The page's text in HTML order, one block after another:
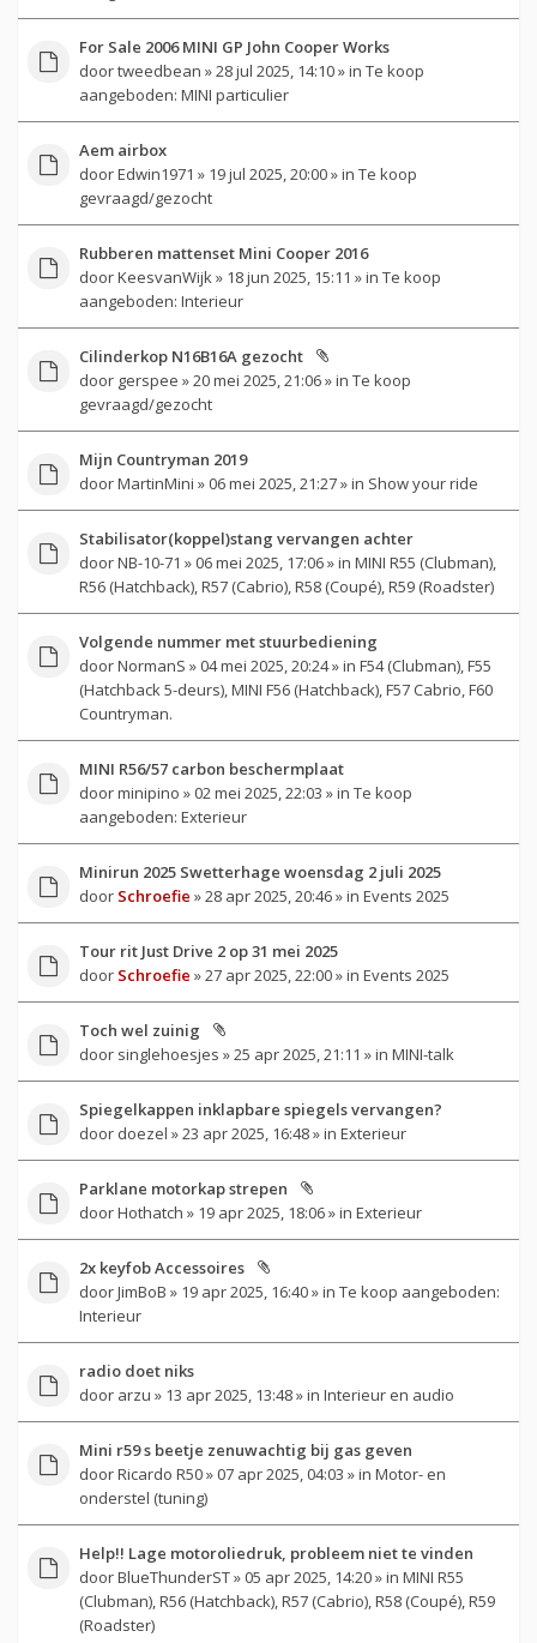
For Sale 2006 MINI GP John Cooper Works
doortweedbean » 28 jul 2025, 14:10 » in Te koop
aangeboden: MINI particulier
Aem airbox
doorEdwin1971 » 19 jul 2025, 20:00 » in Te koop
gevraagd/gezocht
Rubberen mattenset Mini Cooper 2016
doorKeesvanWijk » 18 jun 2025, 15:11 » in Te koop
aangeboden: Interieur
Cilinderkop N16B16A gezocht
door gerspee » 20 mei 2025, 21:06 » in Te koop
gevraagd/gezocht
Mijn Countryman 2019
doorMartinMini » 06 mei 2025, 21:27 » in Show your ride
Stabilisator(koppel)stang vervangen achter
doorNB-10-71 » 06 mei 2025, 17:06 » in MINI R55 (Clubman),
R56 (Hatchback), R57 (Cabrio), R58 (Coupé), R59 (Roadster)
Volgende nummer met stuurbediening
doorNormanS » 04 mei 2025, 20:24 » in F54 (Clubman), F55
(Hatchback 5-deurs), MINI F56 (Hatchback), F57 Cabrio, F60
Countryman.
MINI R56/57 carbon beschermplaat
doorminipino » 02 mei 2025, 22:03 » in Te koop
aangeboden: Exterieur
Minirun 2025 Swetterhage woensdag 2 juli 2025
door Schroefie » 28 apr 2025, 20:46 » in Events 2025
Tour rit Just Drive 2 op 31 mei 2025
door Schroefie » 27 apr 2025, 22:00 » in Events 2025
Toch wel zuinig
door singlehoesjes » 25 apr 2025, 21:11 » in MINI-talk
Spiegelkappen inklapbare spiegels vervangen?
door doezel » 23 apr 2025, 16:48 » in Exterieur
Parklane motorkap strepen
doorHothatch » 19 apr 2025, 18:06 » in Exterieur
2x keyfob Accessoires
doorJimBoB » 19 apr 2025, 16:40 » in Te koop aangeboden:
Interieur
radio doet niks
door arzu » 13 apr 2025, 13:48 » in Interieur en audio
Mini r59 s beetje zenuwachtig bij gas geven
doorRicardo R50» 07 apr 2025, 04:03 » in Motor- en
onderstel (tuning)
Help!! Lage motoroliedruk, probleem niet te vinden
doorBlueThunderST» 05 apr 2025, 14:20 » in MINI R55
(Clubman), R56 (Hatchback), R57 (Cabrio), R58 (Coupé), R59
(Roadster)